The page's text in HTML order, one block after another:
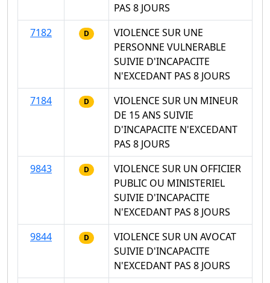
PAS 8 JOURS
7182
D
VIOLENCE SUR UNE
PERSONNE VULNERABLE
SUIVIE D'INCAPACITE
N'EXCEDANT PAS 8 JOURS
7184
D
VIOLENCE SUR UN MINEUR
DE 15 ANS SUIVIE
D'INCAPACITE N'EXCEDANT
PAS 8 JOURS
9843
D
VIOLENCE SUR UN OFFICIER
PUBLIC OU MINISTERIEL
SUIVIE D'INCAPACITE
N'EXCEDANT PAS 8 JOURS
9844
D
VIOLENCE SUR UN AVOCAT
SUIVIE D'INCAPACITE
N'EXCEDANT PAS 8 JOURS